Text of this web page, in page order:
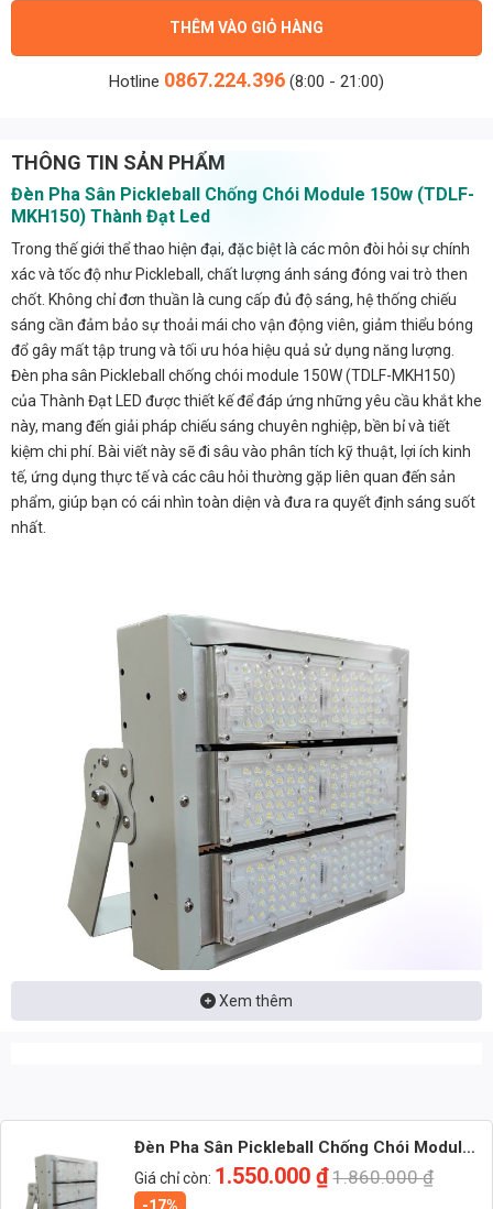
THÊM VÀO GIỎ HÀNG
Hotline 0867.224.396 (8:00 - 21:00)
THÔNG TIN SẢN PHẨM
Đèn Pha Sân Pickleball Chống Chói Module 150w (TDLF-
MKH150) Thành Đạt Led
Trong thế giới thể thao hiện đại, đặc biệt là các môn đòi hỏi sự chính
xác và tốc độ như Pickleball, chất lượng ánh sáng đóng vai trò then
chốt. Không chỉ đơn thuần là cung cấp đủ độ sáng, hệ thống chiếu
sáng cần đảm bảo sự thoải mái cho vận động viên, giảm thiểu bóng
đổ gây mất tập trung và tối ưu hóa hiệu quả sử dụng năng lượng.
Đèn pha sân Pickleball chống chói module 150W (TDLF-MKH150)
của Thành Đạt LED được thiết kế để đáp ứng những yêu cầu khắt khe
này, mang đến giải pháp chiếu sáng chuyên nghiệp, bền bỉ và tiết
kiệm chi phí. Bài viết này sẽ đi sâu vào phân tích kỹ thuật, lợi ích kinh
tế, ứng dụng thực tế và các câu hỏi thường gặp liên quan đến sản
phẩm, giúp bạn có cái nhìn toàn diện và đưa ra quyết định sáng suốt
nhất.
Zalo 1 (Tư vấn chính)
Xem thêm
Đèn Pha Sân Pickleball Chống Chói Module
150w (TDLF-MKH150) Thành Đạt Led
Giá chỉ còn: 1.550.000₫1.860.000₫